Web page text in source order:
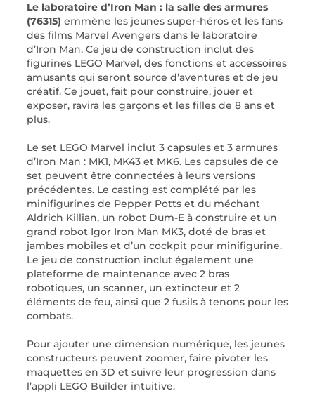
Le laboratoire d’Iron Man : la salle des armures
(76315) emmène les jeunes super-héros et les fans
des films Marvel Avengers dans le laboratoire
d’Iron Man. Ce jeu de construction inclut des
figurines LEGO Marvel, des fonctions et accessoires
amusants qui seront source d’aventures et de jeu
créatif. Ce jouet, fait pour construire, jouer et
exposer, ravira les garçons et les filles de 8 ans et
plus.
Le set LEGO Marvel inclut 3 capsules et 3 armures
d’Iron Man : MK1, MK43 et MK6. Les capsules de ce
set peuvent être connectées à leurs versions
précédentes. Le casting est complété par les
minifigurines de Pepper Potts et du méchant
Aldrich Killian, un robot Dum-E à construire et un
grand robot Igor Iron Man MK3, doté de bras et
jambes mobiles et d’un cockpit pour minifigurine.
Le jeu de construction inclut également une
plateforme de maintenance avec 2 bras
robotiques, un scanner, un extincteur et 2
éléments de feu, ainsi que 2 fusils à tenons pour les
combats.
Pour ajouter une dimension numérique, les jeunes
constructeurs peuvent zoomer, faire pivoter les
maquettes en 3D et suivre leur progression dans
l’appli LEGO Builder intuitive.